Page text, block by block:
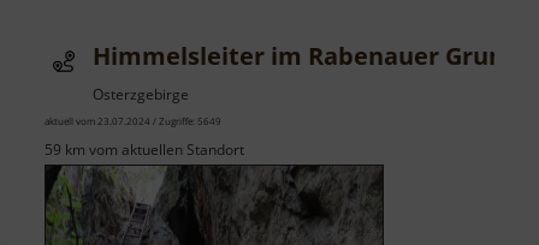
Himmelsleiter im Rabenauer Grund
Osterzgebirge
aktuell vom 23.07.2024 / Zugriffe: 5649
59 km vom aktuellen Standort